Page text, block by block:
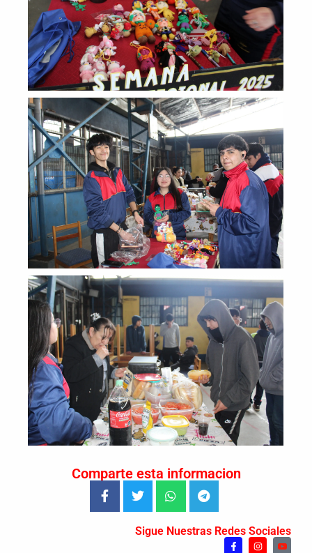
Comparte esta informacion
Sigue Nuestras Redes Sociales